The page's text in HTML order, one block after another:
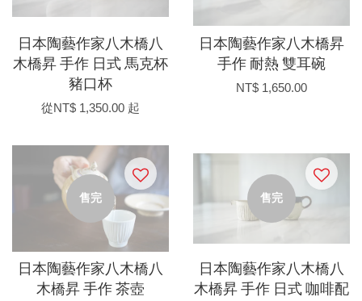
日本陶藝作家八木橋八
木橋昇 手作 日式 馬克杯
豬口杯
從NT$ 1,350.00 起
日本陶藝作家八木橋昇
手作 耐熱 雙耳碗
NT$ 1,650.00
售完
日本陶藝作家八木橋八
木橋昇 手作 茶壺
售完
日本陶藝作家八木橋八
木橋昇 手作 日式 咖啡配